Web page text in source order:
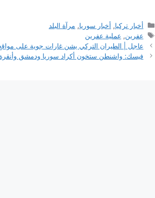
التصنيفات
أخبار تركيا, أخبار سوريا, مرآة البلد
الوسوم
عفرين, عملية عفرين
عاجل | الطيران التركي يشن غارات جوية على
فيسك: واشنطن ستخون أكراد سوريا ودمشق وأنقرة